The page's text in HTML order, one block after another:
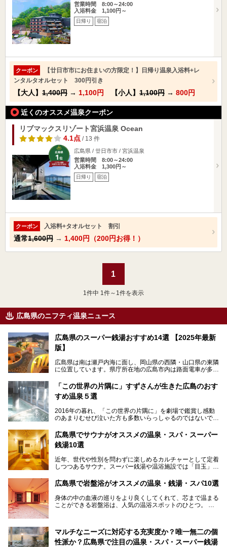
営業時間 8:00～24:00
入浴料金 1,100円～
日帰り 宿泊
クーポン
【廿日市市にお住まいの方限定！】日帰り温泉入浴料+レ
ンタルタオルセット 300円引き
【大人】 1,400円 → 1,100円 【小人】 1,100円 → 800円
近くのオススメ温泉クーポン
リブマックスリゾート宮浜温泉 Ocean
4.1点/ 13 件
広島県 / 廿日市市 / 宮浜温泉
営業時間 8:00～24:00
入浴料金 1,300円～
日帰り 宿泊
クーポン 入浴料+タオルセット 割引
通常1,600円 → 1,400円（200円お得！）
1
1 件中 1件～1件を表示
広島県のニフティ温泉ニュース
広島県のスーパー銭湯おすすめ14選 【2025年最新
版】
広島県は南は瀬戸内海に面し、岡山県の西隣・山口県の東隣
に位置しています。県庁所在地の広島市内は路面電車が多数
厳島神社と原爆ドームの2つの世界文化遺産があり、年間を
通して多数の観光客が訪れます。工業都市として栄えた呉市
や、坂の町・尾道市など、ゆっくり訪れたい町や観光スポッ
モン、全国にファンが多い広島風お好み焼きなどのグルメも
充実。
銭湯をご紹介します。
「この世界の片隅に」すずさんが生きた広島のおす
すめ温泉５選
2016年の暮れ、「この世界の片隅に」を劇場で鑑賞し感動
のあまりむせび泣いた方も多数いらっしゃるのではないでし
あの夏のヒロシマを生きた主人公すずさんの笑顔が、今もど
こかに輝きつづけていることをふと思い浮かべます。
そんな映画の舞台となった広島県呉市を中心に、広島のおす
広島県でサウナがオススメの温泉・スパ・スーパー
銭湯10選
近年、世代や性別を問わずに楽しめるカルチャーとして定着
しつつあるサウナ。スーパー銭湯や温浴施設では「目玉」と
わりと身体の内部を温めて発汗を促すサウナは、リフレッシ
ュ効果はもちろん、代謝が高まり健康や美容にも良い影響が
期待されます。今回はそんなサウナにこだわった、広島県内
のオススメ温泉・銭湯・スパ10ヶ所を紹介させていただき
ます。
広島県で岩盤浴がオススメの温泉・銭湯・スパ10選
身体の中の血液の巡りをより良くしてくれて、芯まで温まる
ことができる岩盤浴は、人気の温浴スポットのひとつ。
る、広島県でオススメの温泉・銭湯・スパをご紹介していき
ます！
マルチなニーズに対応する充実度か？唯一無二の個
性派か？広島県で注目の温泉・スパ・スーパー銭湯